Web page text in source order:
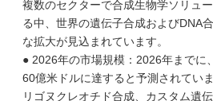
複数のセクターで合成生物学ソリュ
る中、世界の遺伝子合成およびDNA
な拡大が見込まれています。
● 2026年の市場規模：2026年までに
60億米ドルに達すると予測されてい
リゴヌクレオチド合成、カスタム遺